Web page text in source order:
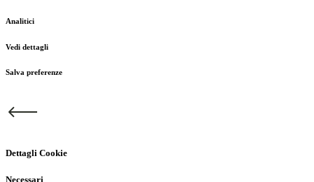
Analitici
Vedi dettagli
Salva preferenze
Dettagli Cookie
Necessari